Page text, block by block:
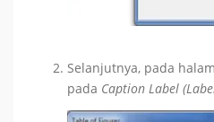
Selanjutnya, pada
pada Caption Label